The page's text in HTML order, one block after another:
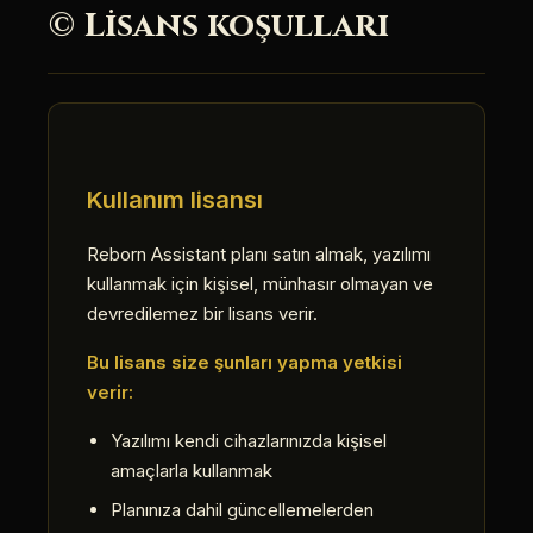
© Lisans koşulları
Kullanım lisansı
Reborn Assistant planı satın almak, yazılımı
kullanmak için kişisel, münhasır olmayan ve
devredilemez bir lisans verir.
Bu lisans size şunları yapma yetkisi
verir:
Yazılımı kendi cihazlarınızda kişisel
amaçlarla kullanmak
Planınıza dahil güncellemelerden